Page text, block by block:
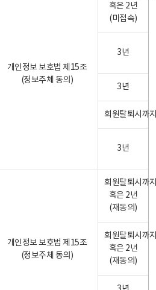
개인정보 보호법 제15조
(정보주체 동의)
혹은 2년
(미접속)
3년
3년
회원탈퇴시까
3년
개인정보 보호법 제15조
(정보주체 동의)
회원탈퇴시까
혹은 2년
(재동의)
회원탈퇴시까
혹은 2년
(재동의)